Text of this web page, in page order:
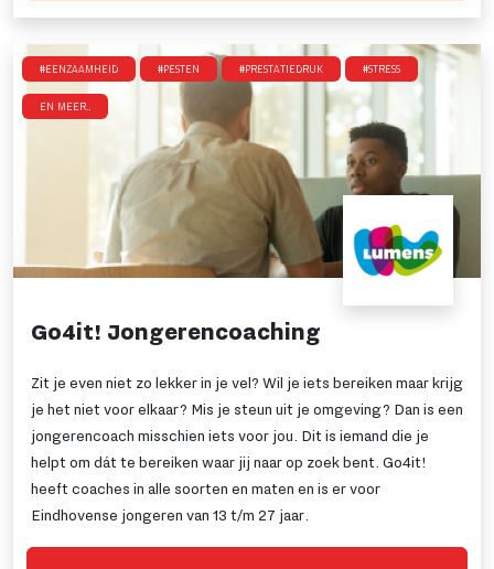
#Eenzaamheid #Pesten #Prestatiedruk #Stress
en meer..
Go4it! Jongerencoaching
Zit je even niet zo lekker in je vel? Wil je iets bereiken maar krijg
je het niet voor elkaar? Mis je steun uit je omgeving? Dan is een
jongerencoach misschien iets voor jou. Dit is iemand die je
helpt om dát te bereiken waar jij naar op zoek bent. Go4it!
heeft coaches in alle soorten en maten en is er voor
Eindhovense jongeren van 13 t/m 27 jaar.